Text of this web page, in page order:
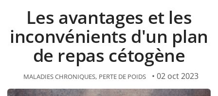
Les avantages et les
inconvénients d'un plan
de repas cétogène
MALADIES CHRONIQUES PERTE DE POIDS • 02 oct 2023